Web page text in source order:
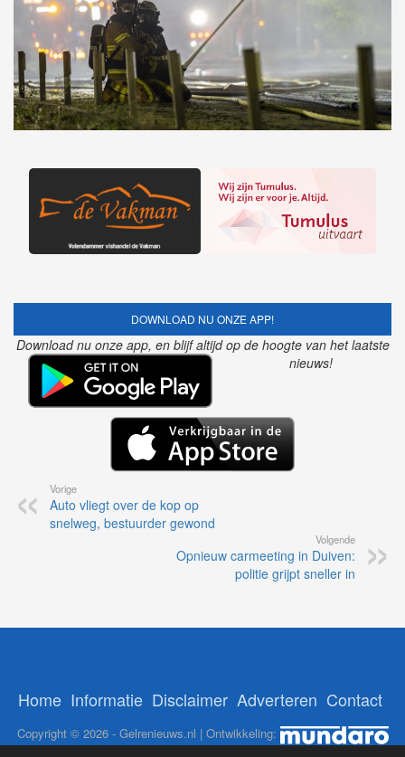
DOWNLOAD NU ONZE APP!
Download nu onze app, en blijf altijd op de hoogte van het laatste
nieuws!
Vorige
Auto vliegt over de kop op
snelweg, bestuurder gewond
Volgende
Opnieuw carmeeting in Duiven:
politie grijpt sneller in
Home Informatie Disclaimer Adverteren Contact
Copyright © 2026 - Gelrenieuws.nl | Ontwikkeling: